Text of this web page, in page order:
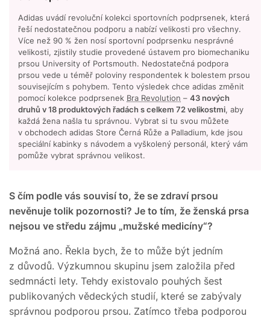
Adidas uvádí revoluční kolekci sportovních podprsenek, která
řeší nedostatečnou podporu a nabízí velikosti pro všechny.
Více než 90 % žen nosí sportovní podprsenku nesprávné
velikosti, zjistily studie provedené ústavem pro biomechaniku
prsou University of Portsmouth. Nedostatečná podpora
prsou vede u téměř poloviny respondentek k bolestem prsou
souvisejícím s pohybem. Tento výsledek chce adidas změnit
pomocí kolekce podprsenek Bra Revolution – 43 nových
druhů v 18 produktových řadách s celkem 72 velikostmi, aby
každá žena našla tu správnou. Vybrat si tu svou můžete
v obchodech adidas Store Černá Růže a Palladium, kde jsou
speciální kabinky s návodem a vyškolený personál, který vám
pomůže vybrat správnou velikost.
S čím podle vás souvisí to, že se zdraví prsou
nevěnuje tolik pozornosti? Je to tím, že ženská prsa
nejsou ve středu zájmu „mužské medicíny“?
Možná ano. Řekla bych, že to může být jedním
z důvodů. Výzkumnou skupinu jsem založila před
sedmnácti lety. Tehdy existovalo pouhých šest
publikovaných vědeckých studií, které se zabývaly
správnou podporou prsou. Zatímco třeba podporou